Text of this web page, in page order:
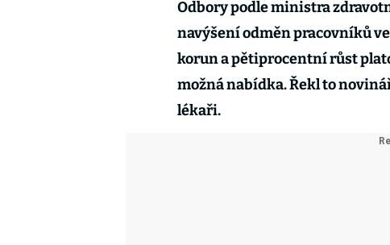
Odbory podle ministra
navýšení odměn pracovníků
korun a pětiprocentní růst
možná nabídka. Řekl to
lékaři.